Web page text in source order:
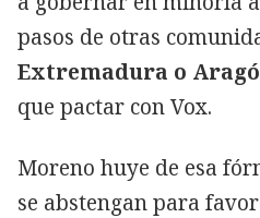
pasos de otras
Extremadura o
que pactar con Vox.
Moreno huye de esa
se abstengan para